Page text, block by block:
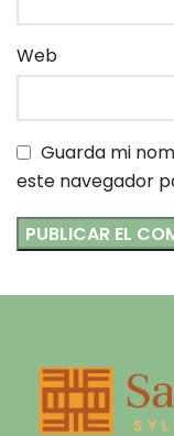
Web
Guarda mi
este navegador